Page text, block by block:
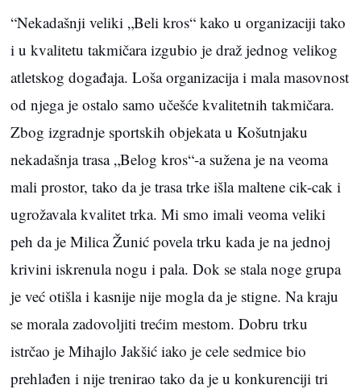
“Nekadašnji veliki „Beli kros“ kako u organizaciji tako
i u kvalitetu takmičara izgubio je draž jednog velikog
atletskog događaja. Loša organizacija i mala masovnost
od njega je ostalo samo učešće kvalitetnih takmičara.
Zbog izgradnje sportskih objekata u Košutnjaku
nekadašnja trasa „Belog kros“-a sužena je na veoma
mali prostor, tako da je trasa trke išla maltene cik-cak i
ugrožavala kvalitet trka. Mi smo imali veoma veliki
peh da je Milica Žunić povela trku kada je na jednoj
krivini iskrenula nogu i pala. Dok se stala noge grupa
je već otišla i kasnije nije mogla da je stigne. Na kraju
se morala zadovoljiti trećim mestom. Dobru trku
istrčao je Mihajlo Jakšić iako je cele sedmice bio
prehlađen i nije trenirao tako da je u konkurenciji tri